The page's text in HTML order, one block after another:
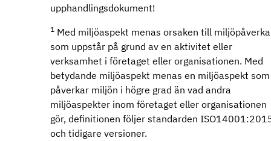
upphandlingsdokument!
1 Med miljöaspekt menas orsaken till
som uppstår på grund av en aktivitet eller
verksamhet i företaget eller organisationen. Med
betydande miljöaspekt menas en miljöaspekt som
påverkar miljön i högre grad än vad andra
miljöaspekter inom företaget eller organisationen
gör, definitionen följer standarden
och tidigare versioner.